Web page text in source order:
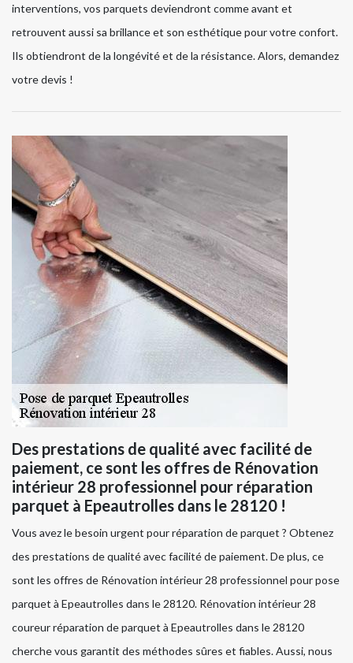
interventions, vos parquets deviendront comme avant et
retrouvent aussi sa brillance et son esthétique pour votre confort.
Ils obtiendront de la longévité et de la résistance. Alors, demandez
votre devis !
Des prestations de qualité avec facilité de
paiement, ce sont les offres de Rénovation
intérieur 28 professionnel pour réparation
parquet à Epeautrolles dans le 28120 !
Vous avez le besoin urgent pour réparation de parquet ? Obtenez
des prestations de qualité avec facilité de paiement. De plus, ce
sont les offres de Rénovation intérieur 28 professionnel pour pose
parquet à Epeautrolles dans le 28120. Rénovation intérieur 28
coureur réparation de parquet à Epeautrolles dans le 28120
cherche vous garantit des méthodes sûres et fiables. Aussi, nous